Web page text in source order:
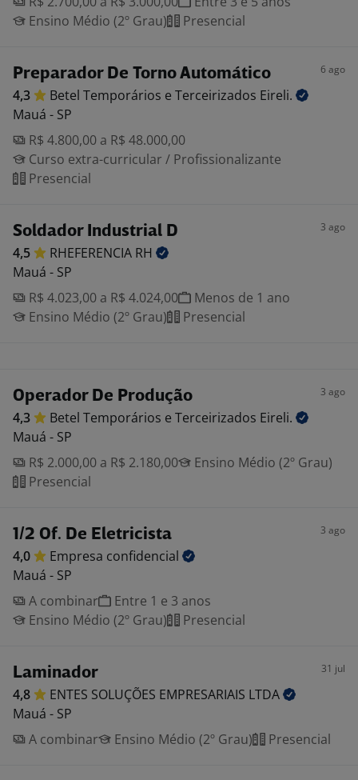
Ensino Médio (2º Grau)
Presencial
Preparador De Torno Automático 6 ago
4,3 Betel Temporários e Terceirizados Eireli.
Mauá - SP
R$ 4.800,00 a R$ 48.000,00
Curso extra-curricular / Profissionalizante
Presencial
Soldador Industrial D 3 ago
4,5 RHEFERENCIA RH
Mauá - SP
R$ 4.023,00 a R$ 4.024,00
Menos de 1 ano
Ensino Médio (2º Grau)
Presencial
Operador De Produção 3 ago
4,3 Betel Temporários e Terceirizados Eireli.
Mauá - SP
R$ 2.000,00 a R$ 2.180,00
Ensino Médio (2º Grau)
Presencial
1/2 Of. De Eletricista 3 ago
4,0 Empresa confidencial
Mauá - SP
A combinar
Entre 1 e 3 anos
Ensino Médio (2º Grau)
Presencial
Laminador 31 jul
4,8 ENTES SOLUÇÕES EMPRESARIAIS LTDA
Mauá - SP
A combinar
Ensino Médio (2º Grau) Presencial